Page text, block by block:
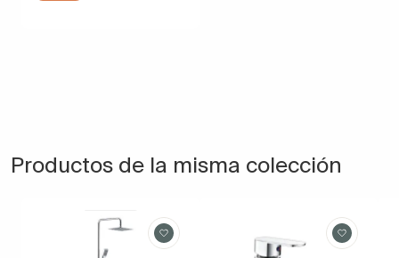
Productos de la misma colección